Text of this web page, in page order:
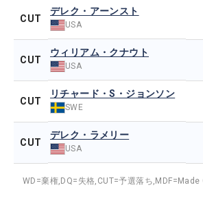
CUT
デレク・アーンスト
USA
CUT
ウィリアム・クナウト
USA
CUT
リチャード・S・ジョンソン
SWE
CUT
デレク・ラメリー
USA
WD=棄権, DQ=失格, CUT=予選落ち, MDF=Made